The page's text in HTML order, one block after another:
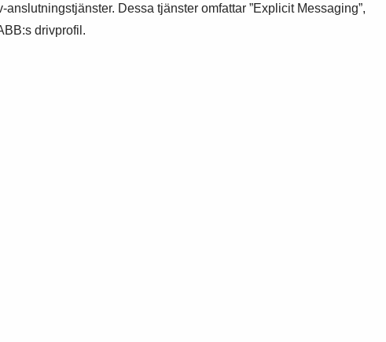
Dessa tjänster omfattar ”Explicit Messaging”,
drivprofil.